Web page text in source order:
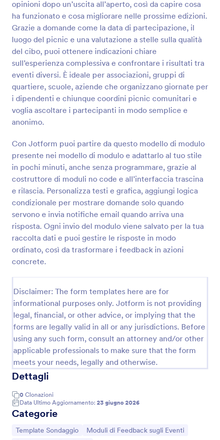
opinioni dopo un’uscita all’aperto, così da capire cosa
ha funzionato e cosa migliorare nelle prossime edizioni.
Grazie a domande come la data di partecipazione, il
luogo del picnic e una valutazione a stelle sulla qualità
del cibo, puoi ottenere indicazioni chiare
sull’esperienza complessiva e confrontare i risultati tra
eventi diversi. È ideale per associazioni, gruppi di
quartiere, scuole, aziende che organizzano giornate per
i dipendenti e chiunque coordini picnic comunitari e
voglia ascoltare i partecipanti in modo semplice e
anonimo.
Con Jotform puoi partire da questo modello di modulo
presente nei modello di modulo e adattarlo al tuo stile
in pochi minuti, anche senza programmare, grazie al
costruttore di moduli no code e all’interfaccia trascina
e rilascia. Personalizza testi e grafica, aggiungi logica
condizionale per mostrare domande solo quando
servono e invia notifiche email quando arriva una
risposta. Ogni invio del modulo viene salvato per la tua
raccolta dati e puoi gestire le risposte in modo
ordinato, così da trasformare i feedback in azioni
concrete.
Disclaimer: The form templates here are for
informational purposes only. Jotform is not providing
legal, financial, or other advice, or implying that the
forms are legally valid in all or any jurisdictions. Before
using any such form, consult an attorney and/or other
applicable professionals to make sure that the form
meets your needs, legally and otherwise.
Dettagli
0 Clonazioni
Data Ultimo Aggiornamento: 23 giugno 2026
Categorie
Vai alla Categoria:
Template Sondaggio Vai alla Categoria:
Moduli di Feedback sugli Eventi
Anteprima
Sondaggio Voto Del Pubblico Mostra D’Arte
Raccogli i voti del pubblico per una mostra d’arte
con Jotform, gestisci la raccolta dati in modo
premiare l’opera preferita e ottenere feedback dai
visitatori.
Go to Category:
Votazione
Usa Template
Anteprima